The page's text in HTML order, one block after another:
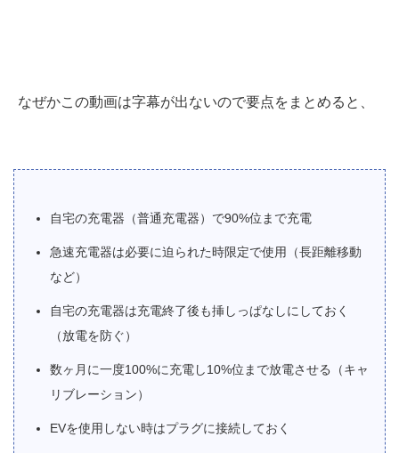
なぜかこの動画は字幕が出ないので要点をまとめると、
自宅の充電器（普通充電器）で90%位まで充電
急速充電器は必要に迫られた時限定で使用（長距離移動
など）
自宅の充電器は充電終了後も挿しっぱなしにしておく
（放電を防ぐ）
数ヶ月に一度100%に充電し10%位まで放電させる（キャ
リブレーション）
EVを使用しない時はプラグに接続しておく